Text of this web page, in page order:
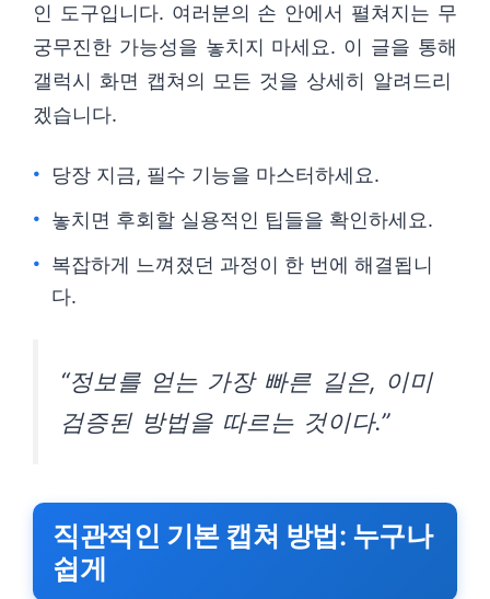
인 도구입니다. 여러분의 손 안에서 펼쳐지는 무
궁무진한 가능성을 놓치지 마세요. 이 글을 통해
갤럭시 화면 캡쳐의 모든 것을 상세히 알려드리
겠습니다.
당장 지금, 필수 기능을 마스터하세요.
놓치면 후회할 실용적인 팁들을 확인하세요.
복잡하게 느껴졌던 과정이 한 번에 해결됩니
다.
“정보를 얻는 가장 빠른 길은, 이미
검증된 방법을 따르는 것이다.”
직관적인 기본 캡쳐 방법: 누구나
쉽게